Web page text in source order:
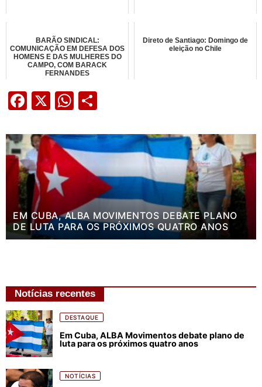
BARÃO SINDICAL:
COMUNICAÇÃO EM DEFESA DOS
HOMENS E DAS MULHERES DO
CAMPO, COM BARACK
FERNANDES
Direto de Santiago: Domingo de
eleição no Chile
Facebook
X WhatsApp
EM CUBA, ALBA MOVIMENTOS DEBATE PLANO
DE LUTA PARA OS PRÓXIMOS QUATRO ANOS
Notícias recentes
DESTAQUE
Em Cuba, ALBA Movimentos debate plano de
luta para os próximos quatro anos
NOTÍCIAS